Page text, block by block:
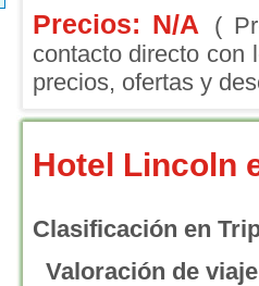
Precios: N/A
(
contacto directo con
precios, ofertas y
Hotel Lincoln
Clasificación en
Valoración de